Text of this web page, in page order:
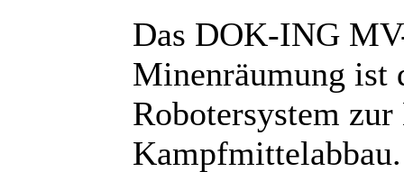
Das DOK-ING
Minenräumung ist
Robotersystem